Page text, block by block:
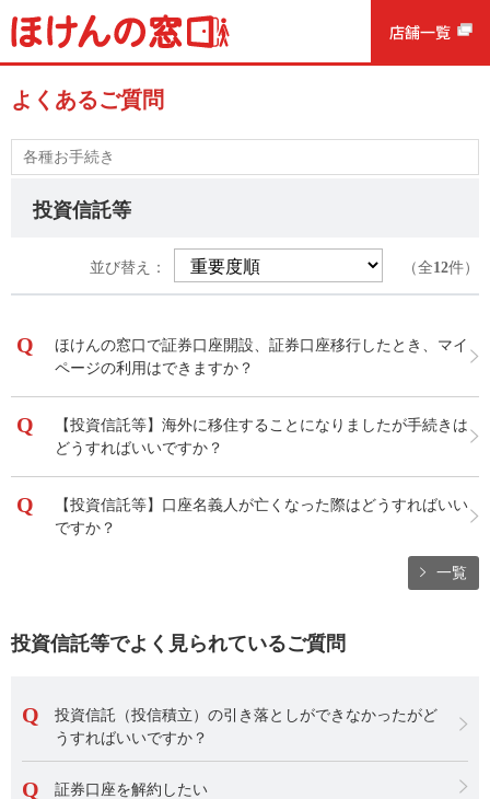
よくあるご質問
各種お手続き
投資信託等
並び替え： （全12件）
ほけんの窓口で証券口座開設、証券口座移行したとき、マイ
ページの利用はできますか？
【投資信託等】海外に移住することになりましたが手続きは
どうすればいいですか？
【投資信託等】口座名義人が亡くなった際はどうすればいい
ですか？
一覧
投資信託等でよく見られているご質問
投資信託（投信積立）の引き落としができなかったがど
うすればいいですか？
証券口座を解約したい